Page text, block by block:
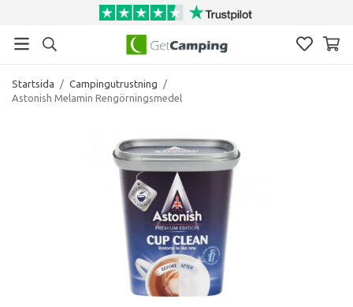
Startsida / Campingutrustning
/
Astonish Melamin Rengörningsmedel